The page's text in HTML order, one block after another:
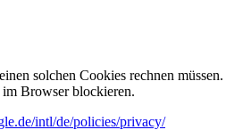
solchen Cookies rechnen
im Browser blockieren.
intl/de/policies/privacy/